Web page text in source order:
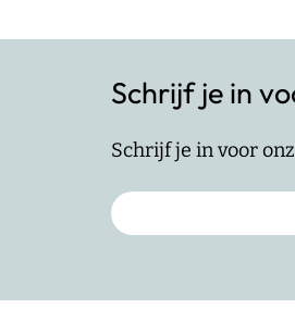
Schrijf je in
Schrijf je in voor